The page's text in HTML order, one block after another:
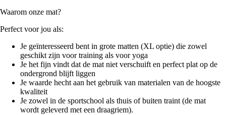
Waarom onze mat?
Perfect voor jou als:
Je geïnteresseerd bent in grote matten (XL optie) die zowel
geschikt zijn voor training als voor yoga
Je het fijn vindt dat de mat niet verschuift en perfect plat op de
ondergrond blijft liggen
Je waarde hecht aan het gebruik van materialen van de hoogste
kwaliteit
Je zowel in de sportschool als thuis of buiten traint (de mat
wordt geleverd met een draagriem).